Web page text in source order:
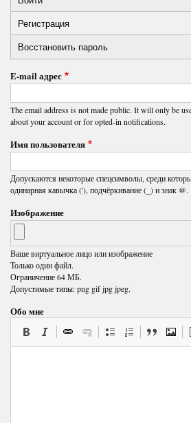
Primary
tabs
Регистрация
вкладка)
Восстановить пароль
E-mail адрес
The email address is not made public. It will only be
about your account or for opted-in notifications.
Имя пользователя
Допускаются некоторые спецсимволы, среди
одинарная кавычка ('), подчёркивание (_) и знак @.
Изображение
Ваше виртуальное лицо или изображение
Только один файл.
Ограничение 64 МБ.
Допустимые типы: png gif jpg jpeg.
Обо мне